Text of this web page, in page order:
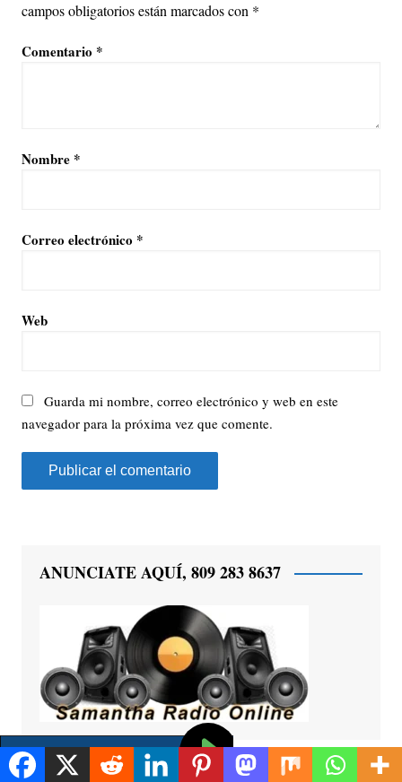
campos obligatorios están marcados con *
Comentario *
Nombre *
Correo electrónico *
Web
Guarda mi nombre, correo electrónico y web en este
navegador para la próxima vez que comente.
ANUNCIATE AQUÍ, 809 283 8637